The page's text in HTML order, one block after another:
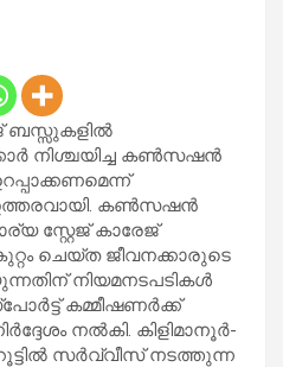
ബസ്സുകളിൽ
നിശ്ചയിച്ച കൺസഷൻ
കൺസഷൻ
സ്റ്റേജ് കാരേജ്
ചെയ്ത ജീവനക്കാരുടെ
നിയമനടപടികൾ
കമ്മീഷണർക്ക്
നൽകി. കിളിമാനൂർ-
സർവ്വീസ് നടത്തുന്ന